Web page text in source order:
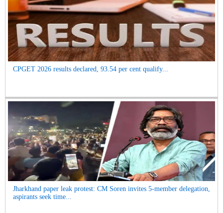
CPGET 2026 results declared, 93.54 per cent qualify...
Jharkhand paper leak protest: CM Soren invites 5-member delegation,
aspirants seek time...